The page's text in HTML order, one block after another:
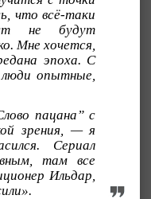
что всё-таки
не будут
Мне хочется,
эпоха. С
опытные,
пацана” с
зрения, — я
Сериал
там все
Ильдар,